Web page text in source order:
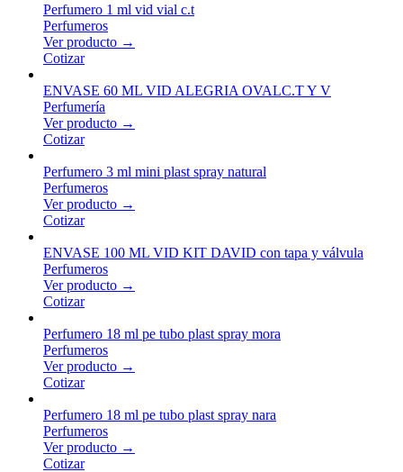
Perfumero 1 ml vid vial c.t
Perfumeros
Ver producto →
Cotizar
ENVASE 60 ML VID ALEGRIA OVALC.T Y V
Perfumería
Ver producto →
Cotizar
Perfumero 3 ml mini plast spray natural
Perfumeros
Ver producto →
Cotizar
ENVASE 100 ML VID KIT DAVID con tapa y válvula
Perfumeros
Ver producto →
Cotizar
Perfumero 18 ml pe tubo plast spray mora
Perfumeros
Ver producto →
Cotizar
Perfumero 18 ml pe tubo plast spray nara
Perfumeros
Ver producto →
Cotizar